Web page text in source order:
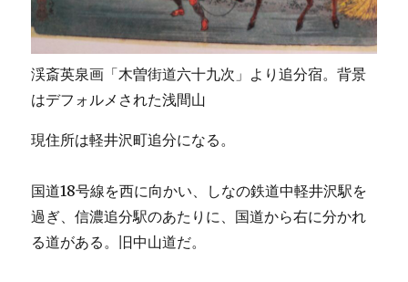
渓斎英泉画「木曽街道六十九次」より追分宿。背景
はデフォルメされた浅間山
現住所は軽井沢町追分になる。
国道18号線を西に向かい、しなの鉄道中軽井沢駅を
過ぎ、信濃追分駅のあたりに、国道から右に分かれ
る道がある。旧中山道だ。